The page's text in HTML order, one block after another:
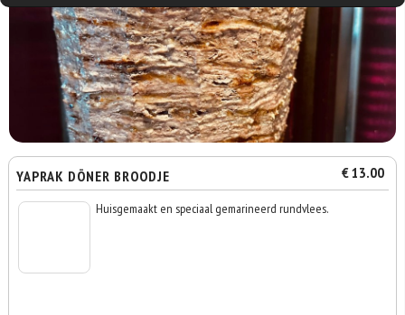
YAPRAK DÖNER BROODJE € 13.00
Huisgemaakt en speciaal gemarineerd rundvlees.